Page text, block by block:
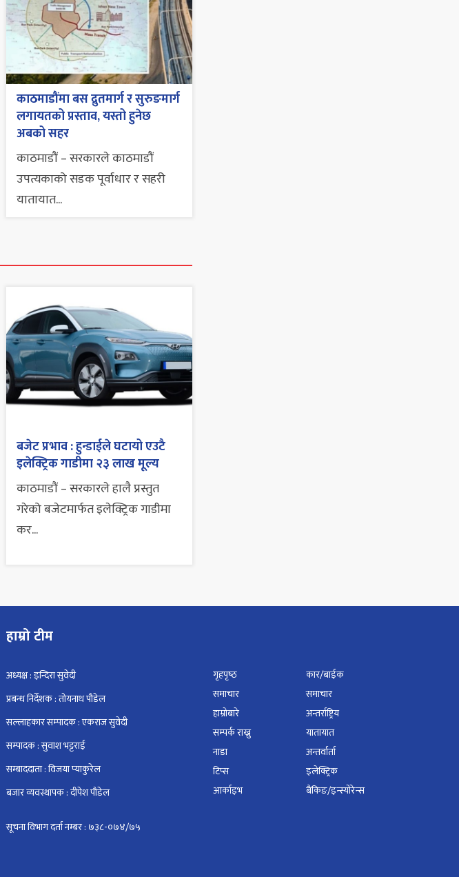
काठमाडौंमा बस द्रुतमार्ग र सुरुङमार्ग
लगायतको प्रस्ताव, यस्तो हुनेछ
अबको सहर
काठमाडौं – सरकारले काठमाडौं
उपत्यकाको सडक पूर्वाधार र सहरी
यातायात...
बजेट प्रभाव : हुन्डाईले घटायो एउटै
इलेक्ट्रिक गाडीमा २३ लाख मूल्य
काठमाडौं – सरकारले हालै प्रस्तुत
गरेको बजेटमार्फत इलेक्ट्रिक गाडीमा
कर...
गृहपृष्‍ठ
समाचार
हाम्रोबारे
सम्पर्क राख्नु
नाडा
टिप्स
आर्काइभ
कार/बाईक
समाचार
अन्तर्राष्ट्रिय
यातायात
अन्तर्वार्ता
इलेक्ट्रिक
बैंकिङ/इन्स्योरेन्स
हाम्रो टीम
अध्यक्ष : इन्दिरा सुवेदी
प्रबन्ध निर्देशक : तोयनाथ पौडेल
सल्लाहकार सम्पादक : एकराज सुवेदी
सम्पादक : सुवाश भट्टराई
सम्बाददाता : विजया प्याकुरेल
बजार व्यवस्थापक : दीपेश पौडेल
सूचना विभाग दर्ता नम्बर : ७३८-०७४/७५